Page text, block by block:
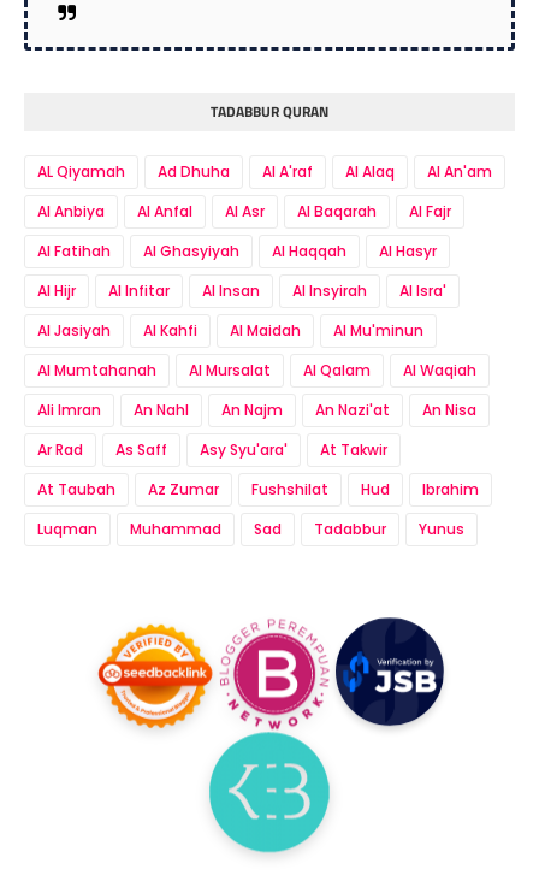
TADABBUR QURAN
AL Qiyamah Ad Dhuha Al A'raf Al Alaq
Al An'am
Al Anbiya
Al Anfal Al Asr Al Baqarah
Al Fajr
Al Fatihah
Al Ghasyiyah Al Haqqah
Al Hasyr
Al Hijr
Al Infitar Al Insan Al Insyirah
Al Isra'
Al Jasiyah
Al Kahfi Al Maidah
Al Mu'minun
Al Mumtahanah
Al Mursalat Al Qalam
Al Waqiah
Ali Imran
An Nahl An Najm An Nazi'at
An Nisa
Ar Rad
As Saff Asy Syu'ara'
At Takwir
At Taubah
Az Zumar Fushshilat Hud
Ibrahim
Luqman
Muhammad Sad Tadabbur Yunus